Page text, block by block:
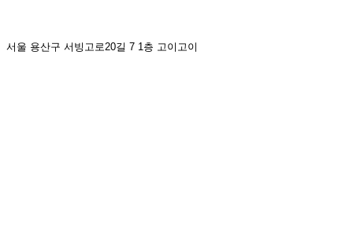
서울 용산구 서빙고로20길 7 1층 고이고이